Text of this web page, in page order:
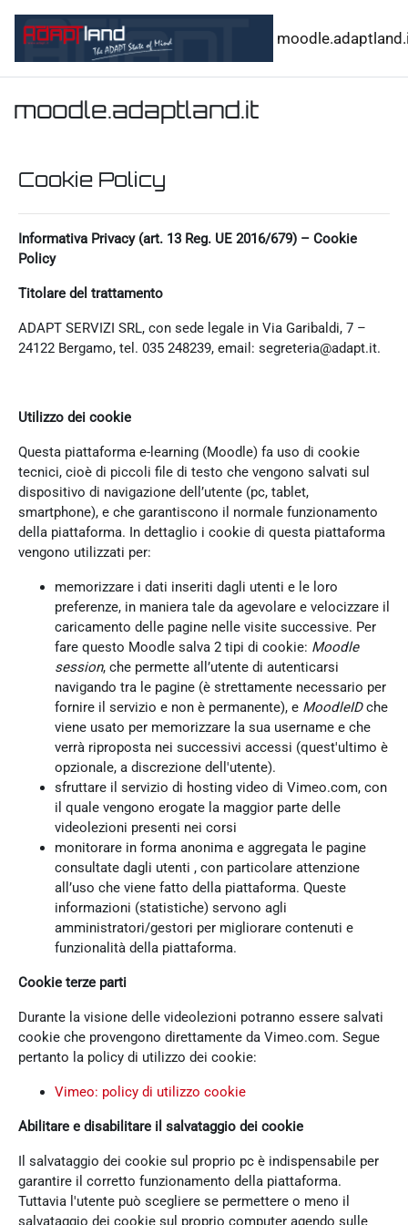
moodle.adaptland.it
Cookie Policy
Informativa Privacy (art. 13 Reg. UE 2016/679) – Cookie
Policy
Titolare del trattamento
ADAPT SERVIZI SRL, con sede legale in Via Garibaldi, 7 –
24122 Bergamo, tel. 035 248239, email: segreteria@adapt.it.
Utilizzo dei cookie
Questa piattaforma e-learning (Moodle) fa uso di cookie
tecnici, cioè di piccoli file di testo che vengono salvati sul
dispositivo di navigazione dell’utente (pc, tablet,
smartphone), e che garantiscono il normale funzionamento
della piattaforma. In dettaglio i cookie di questa piattaforma
vengono utilizzati per:
memorizzare i dati inseriti dagli utenti e le loro
preferenze, in maniera tale da agevolare e velocizzare il
caricamento delle pagine nelle visite successive. Per
fare questo Moodle salva 2 tipi di cookie: Moodle
session, che permette all’utente di autenticarsi
navigando tra le pagine (è strettamente necessario per
fornire il servizio e non è permanente), e MoodleIDche
viene usato per memorizzare la sua username e che
verrà riproposta nei successivi accessi (quest'ultimo è
opzionale, a discrezione dell'utente).
sfruttare il servizio di hosting video di Vimeo.com, con
il quale vengono erogate la maggior parte delle
videolezioni presenti nei corsi
monitorare in forma anonima e aggregata le pagine
consultate dagli utenti , con particolare attenzione
all’uso che viene fatto della piattaforma. Queste
informazioni (statistiche) servono agli
amministratori/gestori per migliorare contenuti e
funzionalità della piattaforma.
Cookie terze parti
Durante la visione delle videolezioni potranno essere salvati
cookie che provengono direttamente da Vimeo.com. Segue
pertanto la policy di utilizzo dei cookie:
Vimeo: policy di utilizzo cookie
Abilitare e disabilitare il salvataggio dei cookie
Il salvataggio dei cookie sul proprio pc è indispensabile per
garantire il corretto funzionamento della piattaforma.
Tuttavia l'utente può scegliere se permettere o meno il
salvataggio dei cookie sul proprio computer agendo sulle